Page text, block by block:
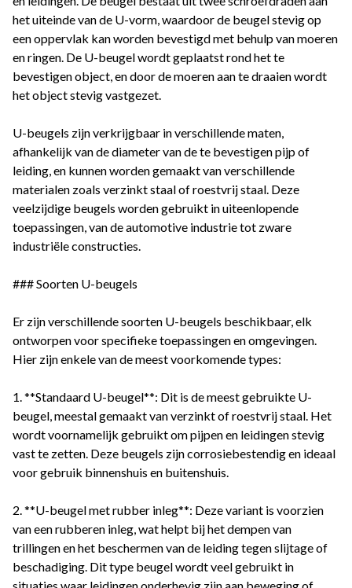
het uiteinde van de U-vorm, waardoor de beugel stevig op
een oppervlak kan worden bevestigd met behulp van moeren
en ringen. De U-beugel wordt geplaatst rond het te
bevestigen object, en door de moeren aan te draaien wordt
het object stevig vastgezet.
U-beugels zijn verkrijgbaar in verschillende maten,
afhankelijk van de diameter van de te bevestigen pijp of
leiding, en kunnen worden gemaakt van verschillende
materialen zoals verzinkt staal of roestvrij staal. Deze
veelzijdige beugels worden gebruikt in uiteenlopende
toepassingen, van de automotive industrie tot zware
industriële constructies.
### Soorten U-beugels
Er zijn verschillende soorten U-beugels beschikbaar, elk
ontworpen voor specifieke toepassingen en omgevingen.
Hier zijn enkele van de meest voorkomende types:
1. **Standaard U-beugel**: Dit is de meest gebruikte U-
beugel, meestal gemaakt van verzinkt of roestvrij staal. Het
wordt voornamelijk gebruikt om pijpen en leidingen stevig
vast te zetten. Deze beugels zijn corrosiebestendig en ideaal
voor gebruik binnenshuis en buitenshuis.
2. **U-beugel met rubber inleg**: Deze variant is voorzien
van een rubberen inleg, wat helpt bij het dempen van
trillingen en het beschermen van de leiding tegen slijtage of
beschadiging. Dit type beugel wordt veel gebruikt in